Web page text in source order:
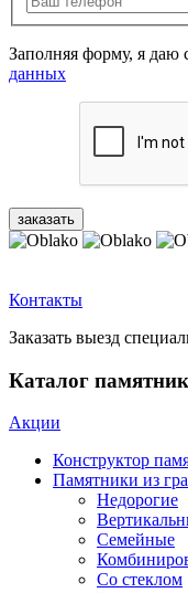
Заполняя форму, я даю
данных
Контакты
Заказать выезд
Каталог
Акции
Конструктор
Памятники из
Недорогие
Семейные
Со стеклом